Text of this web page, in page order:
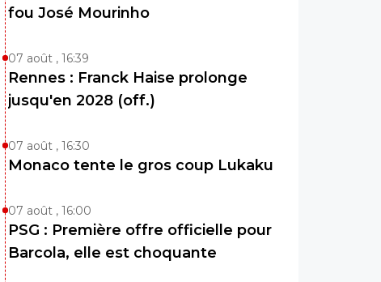
fou José Mourinho
07 août , 16:39
Rennes : Franck Haise prolonge
jusqu'en 2028 (off.)
07 août , 16:30
Monaco tente le gros coup Lukaku
07 août , 16:00
PSG : Première offre officielle pour
Barcola, elle est choquante